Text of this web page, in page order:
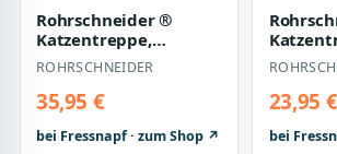
Rohrschneider ®
Katzentreppe,
Wandelement für
Katzen mit starkem
Sisal…
ROHRSCHNEIDER
35,95 €
bei Fressnapf · zum Shop ↗
Katzen
Sisal…
23,95 €
bei